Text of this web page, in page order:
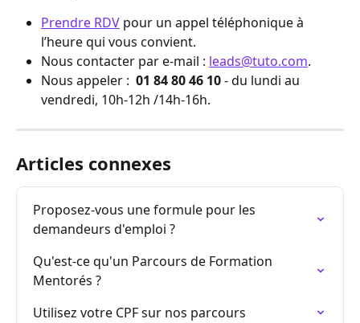
Prendre RDV pour un appel téléphonique à
l’heure qui vous convient.
Nous contacter par e-mail : leads@tuto.com.
Nous appeler : 01 84 80 46 10 - du lundi au
vendredi, 10h-12h /14h-16h.
Articles connexes
Proposez-vous une formule pour les
demandeurs d'emploi ?
Qu'est-ce qu'un Parcours de Formation
Mentorés ?
Utilisez votre CPF sur nos parcours